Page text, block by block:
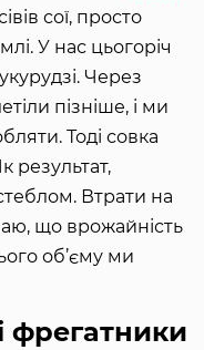
сої, просто
У нас цьогоріч
Через
пізніше, і ми
Тоді совка
результат,
Втрати на
що врожайність
об’єму ми
фрегатники